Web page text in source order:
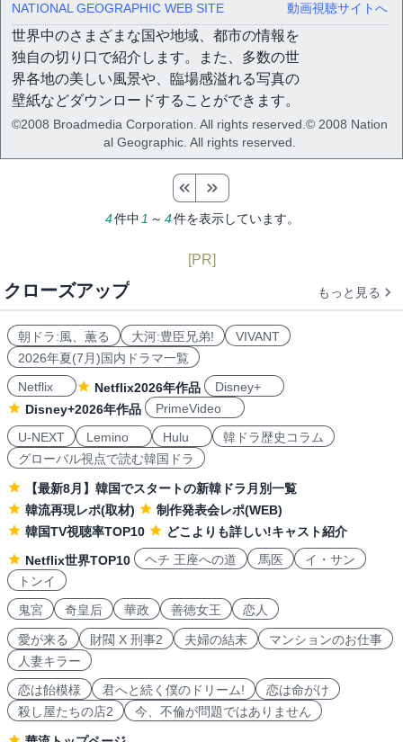
NATIONAL GEOGRAPHIC WEB SITE 動画視聴サイトへ
世界中のさまざまな国や地域、都市の情報を
独自の切り口で紹介します。また、多数の世
界各地の美しい風景や、臨場感溢れる写真の
壁紙などダウンロードすることができます。
©2008 Broadmedia Corporation. All rights reserved.© 2008 Nation
al Geographic. All rights reserved.
4件中 1 ～ 4件を表示しています。
[PR]
クローズアップ もっと見る
朝ドラ:風、薫る 大河:豊臣兄弟!
VIVANT
2026年夏(7月)国内ドラマ一覧
Netflix
Netflix2026年作品
Disney+
Disney+2026年作品
PrimeVideo
U-NEXT
Lemino Hulu
韓ドラ歴史コラム
グローバル視点で読む韓国ドラ
【最新8月】韓国でスタートの新韓ドラ月別一覧
韓流再現レポ(取材)
制作発表会レポ(WEB)
韓国TV視聴率TOP10
どこよりも詳しい!キャスト紹介
Netflix世界TOP10
ヘチ 王座への道 馬医
イ・サン
トンイ
鬼宮
奇皇后 華政 善徳女王 恋人
愛が来る 財閥 X 刑事2 夫婦の結末
マンションのお仕事
人妻キラー
恋は飴模様
君へと続く僕のドリーム!
恋は命がけ
殺し屋たちの店2
今、不倫が問題ではありません